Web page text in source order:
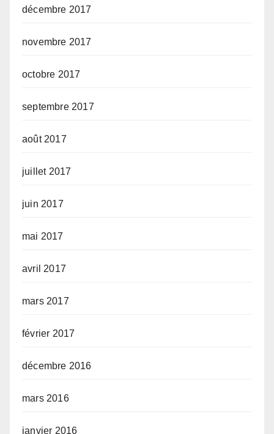
décembre 2017
novembre 2017
octobre 2017
septembre 2017
août 2017
juillet 2017
juin 2017
mai 2017
avril 2017
mars 2017
février 2017
décembre 2016
mars 2016
janvier 2016